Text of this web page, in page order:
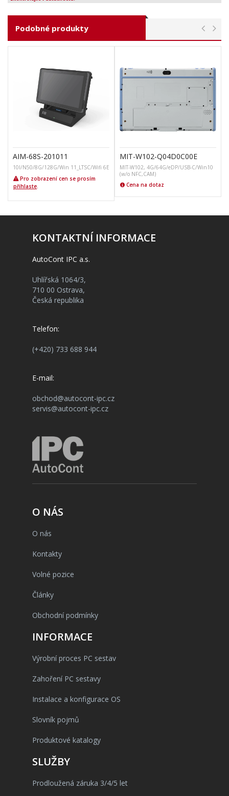
Podobné produkty
AIM-68S-201011
10I/N50/8G/128G/Win 11_LTSC/Wifi 6E
Pro zobrazení cen se prosím
přihlaste.
MIT-W102-Q04D0C00E
MIT-W102, 4G/64G/eDP/USB-C/Win10
(w/o NFC,CAM)
Cena na dotaz
KONTAKTNÍ INFORMACE
AutoCont IPC a.s.
Uhlířská 1064/3,
710 00 Ostrava,
Česká republika
Telefon:
(+420) 733 688 944
E-mail:
obchod@autocont-ipc.cz
servis@autocont-ipc.cz
O NÁS
O nás
Kontakty
Volné pozice
Články
Obchodní podmínky
INFORMACE
Výrobní proces PC sestav
Zahoření PC sestavy
Instalace a konfigurace OS
Slovník pojmů
Produktové katalogy
SLUŽBY
Prodloužená záruka 3/4/5 let